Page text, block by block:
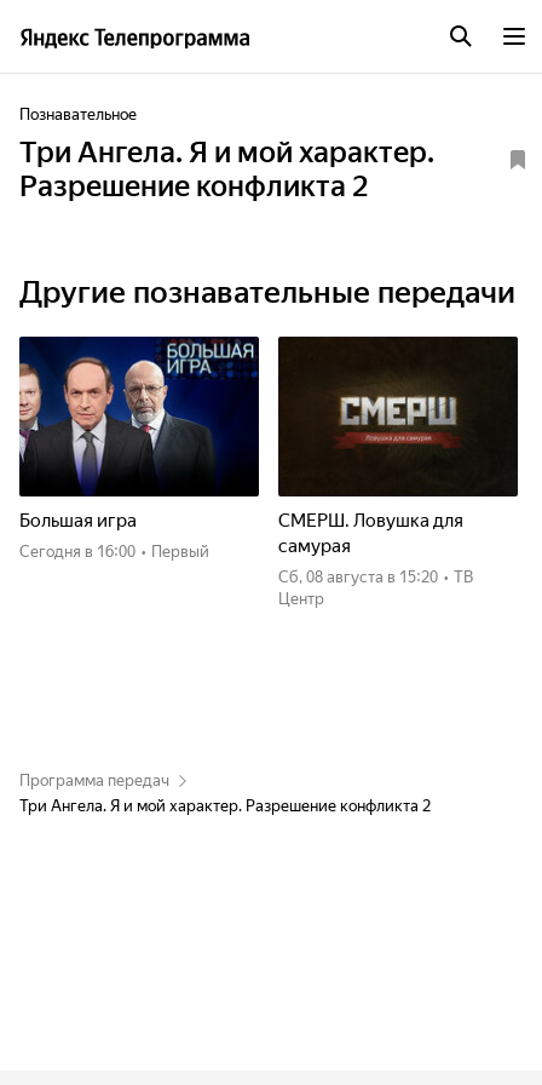
Познавательное
Три Ангела. Я и мой характер.
Разрешение конфликта 2
Другие познавательные передачи
Большая игра
Сегодня в 16:00 • Первый
СМЕРШ. Ловушка для
самурая
сб, 08 августа в 15:20 • ТВ
Центр
Программа передач
Три Ангела. Я и мой характер. Разрешение конфликта 2